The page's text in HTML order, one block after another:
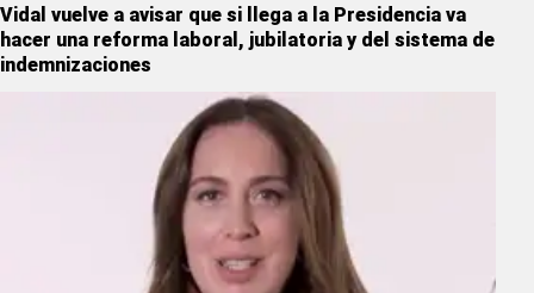
Vidal vuelve a avisar que si llega a la Presidencia va
hacer una reforma laboral, jubilatoria y del sistema de
indemnizaciones